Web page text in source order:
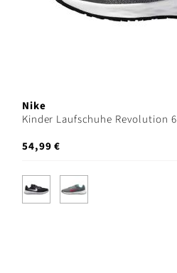
Nike
Kinder Laufschuhe Revolution 6
54,99 €